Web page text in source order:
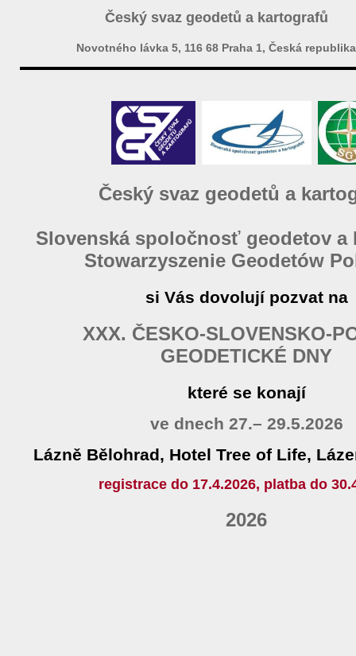
Český svaz geodetů a kartografů
Novotného lávka 5, 116 68 Praha 1, Česká republika
Český svaz geodetů a
Slovenská spoločnosť geodetov a
Stowarzyszenie Geodetów
si Vás dovolují pozvat na
XXX. ČESKO-SLOVENSKO-
GEODETICKÉ DNY
které se konají
ve dnech 27.– 29.5.2026
Lázně Bělohrad, Hotel Tree of Life,
registrace do 17.4.2026, platba do
2026